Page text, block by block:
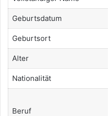
Geburtsdatum
Geburtsort
Alter
Nationalität
Beruf